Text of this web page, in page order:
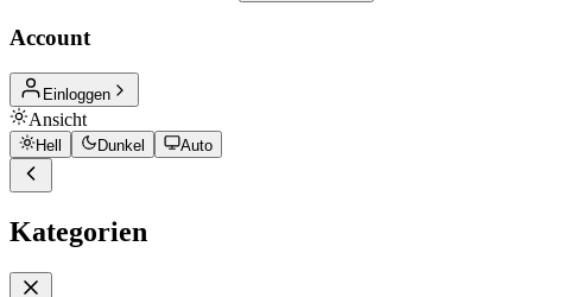
Account
Einloggen
Ansicht
Hell Dunkel Auto
Kategorien